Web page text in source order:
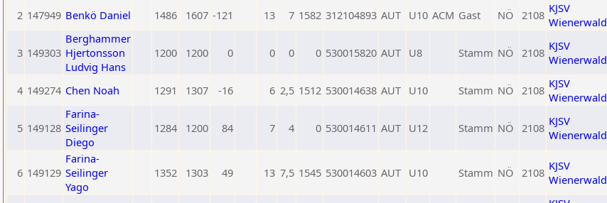
2 147949 Benkö Daniel 1486 1607 -121 13 7 1582 312104893 AUT U10 ACM Gast NÖ 2108 KJSV
Wienerwald
3 149303
Berghammer
Hjertonsson
Ludvig Hans
1200 1200 0 0 0 0 530015820 AUT U8 Stamm NÖ 2108 KJSV
Wienerwald
4 149274 Chen Noah 1291 1307 -16 6 2,5 1512 530014638 AUT U10 Stamm NÖ 2108 KJSV
Wienerwald
5 149128
Farina-
Seilinger
Diego
1284 1200 84 7 4 0 530014611 AUT U12 Stamm NÖ 2108 KJSV
Wienerwald
6 149129
Farina-
Seilinger
Yago
1352 1303 49 13 7,5 1545 530014603 AUT U10 Stamm NÖ 2108 KJSV
Wienerwald